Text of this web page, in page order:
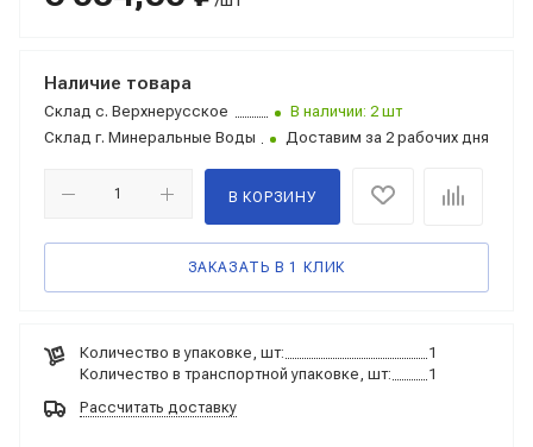
Наличие товара
Склад с. Верхнерусское
В наличии: 2 шт
Склад г. Минеральные Воды Доставим за 2 рабочих дня
В КОРЗИНУ
ЗАКАЗАТЬ В 1 КЛИК
Количество в упаковке, шт:
1
Количество в транспортной упаковке, шт:
1
Рассчитать доставку